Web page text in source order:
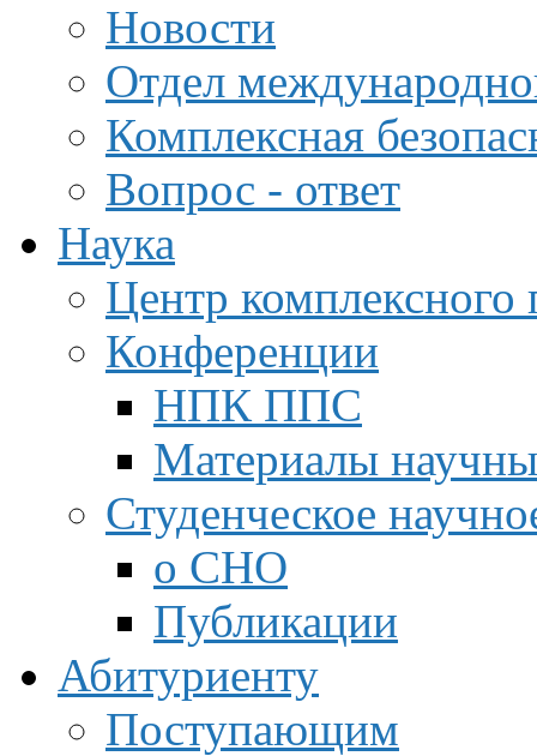
Новости
Отдел
Комплексная
Вопрос - ответ
Наука
Центр
Конференции
НПК ППС
Материалы
Студенческое
о СНО
Публикации
Абитуриенту
Поступающим